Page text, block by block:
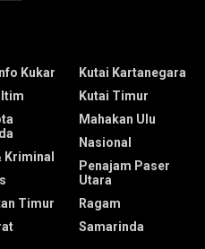
Kukar
Kriminal
Timur
Kutai Kartanegara
Kutai Timur
Mahakan Ulu
Nasional
Penajam Paser
Utara
Ragam
Samarinda